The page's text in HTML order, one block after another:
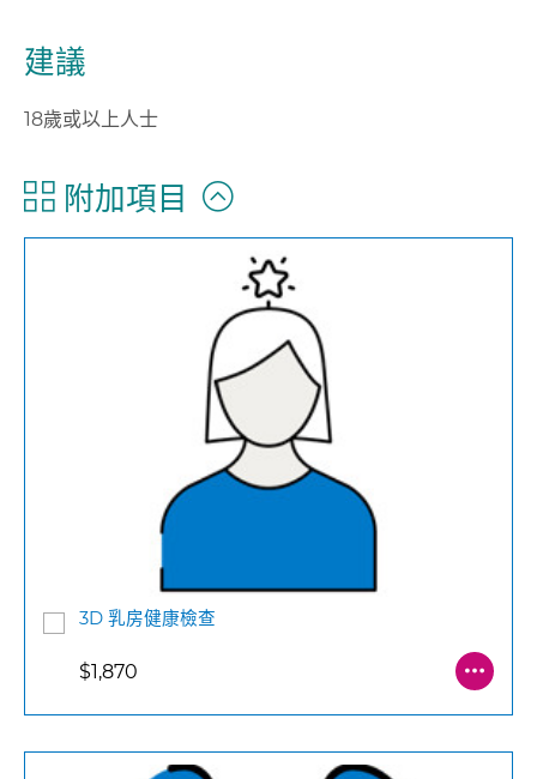
建議
18歲或以上人士
附加項目
3D 乳房健康檢查
$1,870